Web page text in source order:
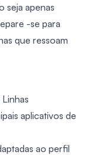
seja apenas
-se para
que ressoam
Linhas
aplicativos de
ao perfil